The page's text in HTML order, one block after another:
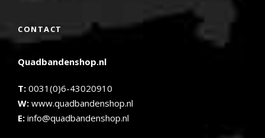
CONTACT
Quadbandenshop.nl
T: 0031(0)6-43020910
W: www.quadbandenshop.nl
E: info@quadbandenshop.nl